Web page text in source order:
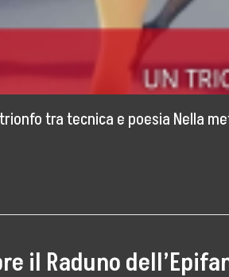
tra tecnica e poesia Nella
il Raduno